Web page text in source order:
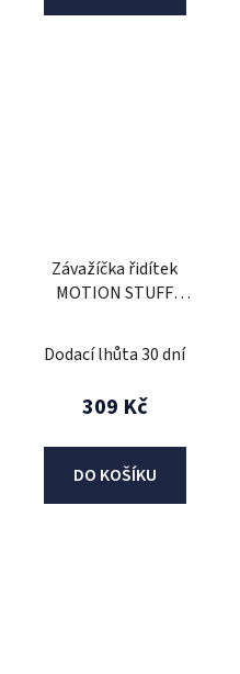
Závažíčka řidítek
MOTION STUFF
20mm)
Dodací lhůta 30 dní
309 Kč
DO KOŠÍKU